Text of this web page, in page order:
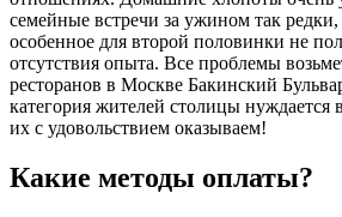
семейные встречи за ужином так
особенное для второй половинки не
отсутствия опыта. Все проблемы
ресторанов в Москве Бакинский
категория жителей столицы
их с удовольствием оказываем!
Какие методы оплаты?